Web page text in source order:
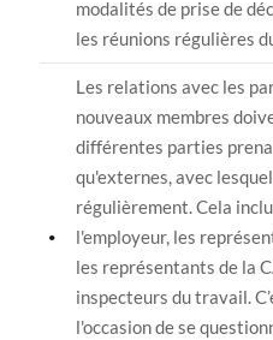
modalités de prise de
les réunions régulières
Les relations avec les
nouveaux membres
différentes parties
qu'externes, avec
régulièrement. Cela
l'employeur, les
les représentants de la
inspecteurs du travail.
l'occasion de se